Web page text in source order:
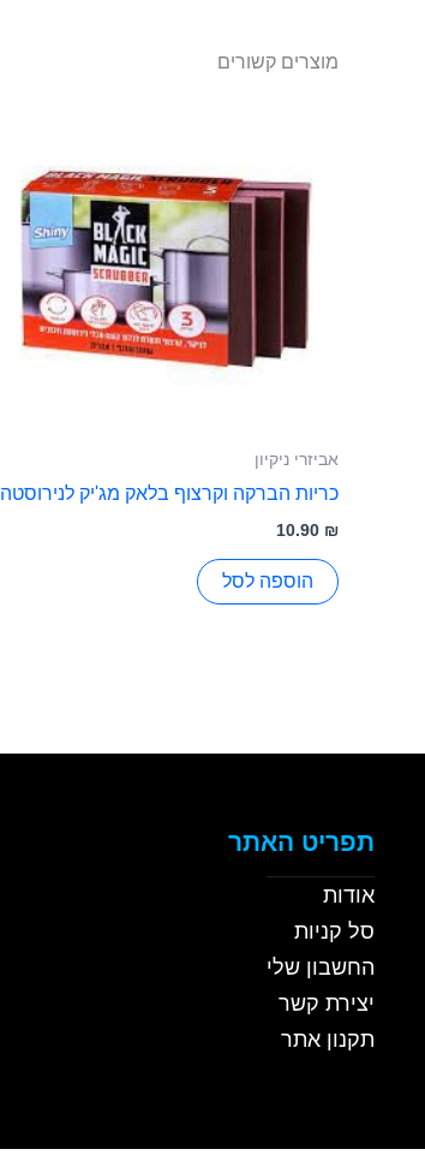
מוצרים קשורים
אביזרי ניקיון
כריות הברקה וקרצוף בלאק מג'יק לנירוסטה
10.90 ₪
הוספה לסל
תפריט האתר
אודות
סל קניות
החשבון שלי
יצירת קשר
תקנון אתר